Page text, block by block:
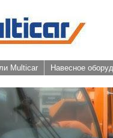
Multicar Навесное